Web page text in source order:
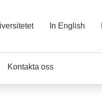
In English
Kontakta oss